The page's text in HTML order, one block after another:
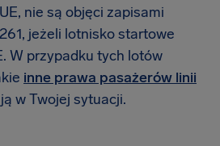
nie są objęci zapisami
jeżeli lotnisko startowe
W przypadku tych lotów
inne prawa pasażerów linii
w Twojej sytuacji.